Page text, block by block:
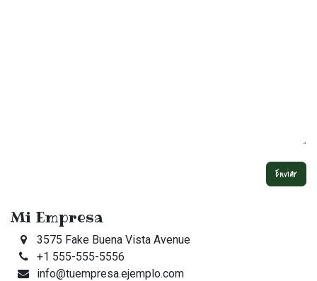
Enviar
Mi Empresa
3575 Fake Buena Vista Avenue
+1 555-555-5556
info@tuempresa.ejemplo.com